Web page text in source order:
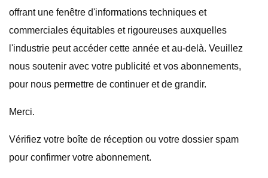
offrant une fenêtre d'informations techniques et
commerciales équitables et rigoureuses auxquelles
l'industrie peut accéder cette année et au-delà. Veuillez
nous soutenir avec votre publicité et vos abonnements,
pour nous permettre de continuer et de grandir.
Merci.
Vérifiez votre boîte de réception ou votre dossier spam
pour confirmer votre abonnement.